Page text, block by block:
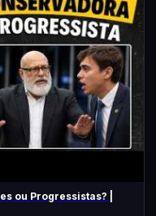
ou Progressistas? |